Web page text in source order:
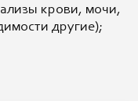
крови, мочи,
другие);